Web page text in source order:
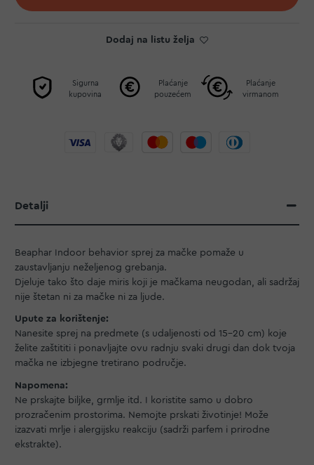
Dodaj na listu želja
Sigurna
kupovina
Plaćanje
pouzećem
Plaćanje
virmanom
Detalji
Beaphar Indoor behavior sprej za mačke pomaže u
zaustavljanju neželjenog grebanja.
Djeluje tako što daje miris koji je mačkama neugodan, ali sadržaj
nije štetan ni za mačke ni za ljude.
Upute za korištenje:
Nanesite sprej na predmete (s udaljenosti od 15-20 cm) koje
želite zaštititi i ponavljajte ovu radnju svaki drugi dan dok tvoja
mačka ne izbjegne tretirano područje.
Napomena:
Ne prskajte biljke, grmlje itd. I koristite samo u dobro
prozračenim prostorima. Nemojte prskati životinje! Može
izazvati mrlje i alergijsku reakciju (sadrži parfem i prirodne
ekstrakte).